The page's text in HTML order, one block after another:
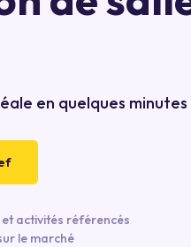
en quelques minutes
activités référencés
le marché